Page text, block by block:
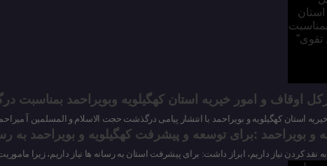
اوقاف و امور خیریه استان کهگیلویه وبویراحمد بمناسبت
استان کهگیلویه و بویراحمد با انتشار پیامی درگذشت حجت الاسلام و المسلمین آ
و بویراحمد :برای توسعه و پیشرفت کهگیلویه و بویراحمد به
ما به نقد کردن نیاز داریم، ابراز داشت: برای پیشرفت استان به رسانه ها نیاز داریم،